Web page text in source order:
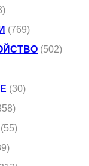
(769)
(502)
(30)
(55)